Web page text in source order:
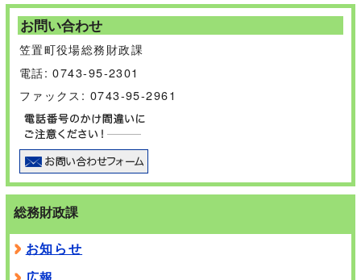
お問い合わせ
笠置町役場総務財政課
電話: 0743-95-2301
ファックス: 0743-95-2961
総務財政課
お知らせ